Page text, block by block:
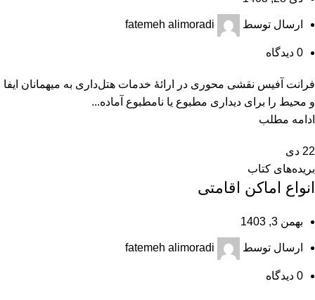
ارسال توسط fatemeh alimoradi
0 دیدگاه
فرانت آفیس نقشی محوری در ارائۀ خدمات هتل‌داری به میهمانان ایفا
و محیط را برای دیداری مطبوع یا نامطبوع آماده...
ادامه مطلب
22 دی
بریده‌های کتاب
انواع اماکن اقامتی
بهمن 3, 1403
ارسال توسط fatemeh alimoradi
0 دیدگاه